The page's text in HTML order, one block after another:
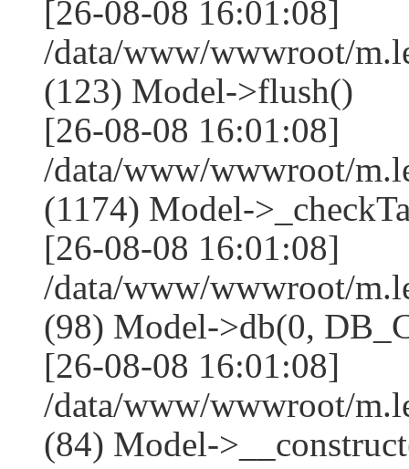
[26-08-08 16:01:08]
/data/www/wwwroot/
(123) Model->flush()
[26-08-08 16:01:08]
/data/www/wwwroot/
(1174) Model-
[26-08-08 16:01:08]
/data/www/wwwroot/
(98) Model->db(0,
[26-08-08 16:01:08]
/data/www/wwwroot/
(84) Model-